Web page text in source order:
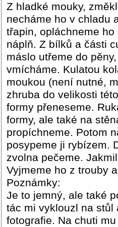
Z hladké mouky,
necháme ho v chladu
třapin, opláchneme
náplň. Z bílků a části
máslo utřeme do
vmícháme. Kulatou
moukou (není nutné,
zhruba do velikosti
formy přeneseme.
formy, ale také na
propíchneme. Potom
posypeme ji rybízem.
zvolna pečeme.
Vyjmeme ho z trouby
Poznámky:
Je to jemný, ale také
tác mi vyklouzl na
fotografie. Na chuti